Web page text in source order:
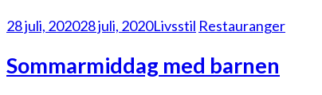
28 juli, 202028 juli, 2020Livsstil Restauranger
Sommarmiddag med barnen